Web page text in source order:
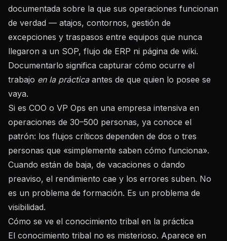
documentada sobre la que sus operaciones funcionan
de verdad — atajos, contornos, gestión de
excepciones y traspasos entre equipos que nunca
llegaron a un SOP, flujo de ERP ni página de wiki.
Documentarlo significa capturar cómo ocurre el
trabajo en la prácticaantes de que quien lo posee se
vaya.
Si es COO o VP Ops en una empresa intensiva en
operaciones de 30–500 personas, ya conoce el
patrón: los flujos críticos dependen de dos o tres
personas que «simplemente saben cómo funciona».
Cuando están de baja, de vacaciones o dando
preaviso, el rendimiento cae y los errores suben. No
es un problema de formación. Es un problema de
visibilidad.
Cómo se ve el conocimiento tribal en la práctica
El conocimiento tribal no es misterioso. Aparece en